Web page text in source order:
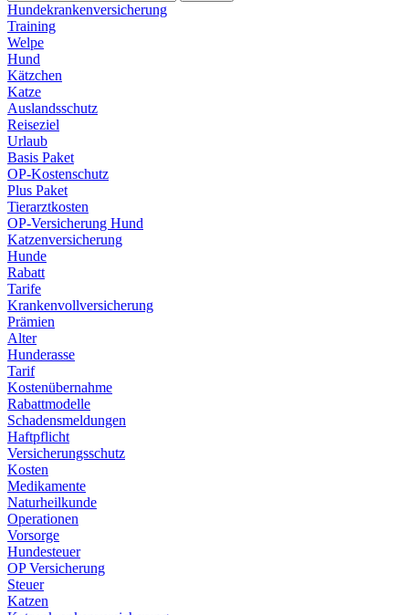
Hundekrankenversicherung
Training
Welpe
Hund
Kätzchen
Katze
Auslandsschutz
Reiseziel
Urlaub
Basis Paket
OP-Kostenschutz
Plus Paket
Tierarztkosten
OP-Versicherung Hund
Katzenversicherung
Hunde
Rabatt
Tarife
Krankenvollversicherung
Prämien
Alter
Hunderasse
Tarif
Kostenübernahme
Rabattmodelle
Schadensmeldungen
Haftpflicht
Versicherungsschutz
Kosten
Medikamente
Naturheilkunde
Operationen
Vorsorge
Hundesteuer
OP Versicherung
Steuer
Katzen